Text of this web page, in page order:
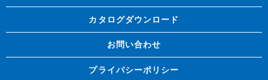
カタログダウンロード
お問い合わせ
プライバシーポリシー